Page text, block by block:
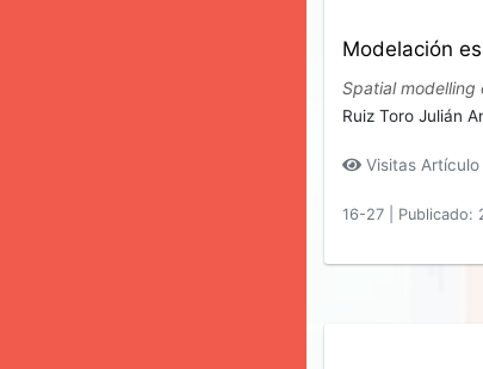
Modelación
Spatial modelling
Ruiz Toro Julián
Visitas Artículo
16-27 Publicado: